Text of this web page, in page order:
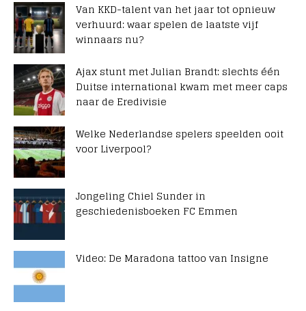
Van KKD-talent van het jaar tot opnieuw
verhuurd: waar spelen de laatste vijf
winnaars nu?
Ajax stunt met Julian Brandt: slechts één
Duitse international kwam met meer caps
naar de Eredivisie
Welke Nederlandse spelers speelden ooit
voor Liverpool?
Jongeling Chiel Sunder in
geschiedenisboeken FC Emmen
Video: De Maradona tattoo van Insigne